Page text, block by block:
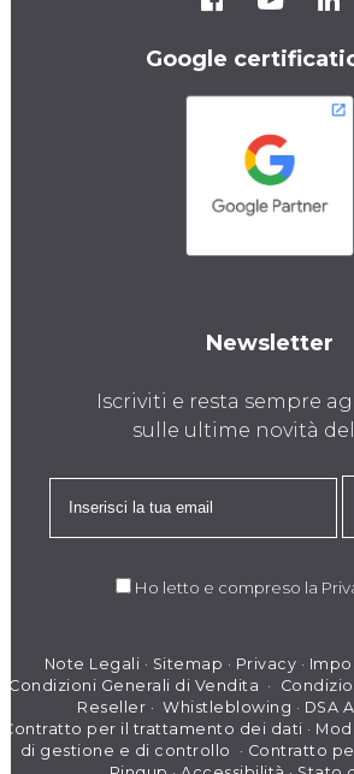
Google
Newsletter
Iscriviti e resta sempre
sulle ultime novità
Ho letto e compreso la
Note Legali · Sitemap · Privacy ·
Condizioni Generali di Vendita ·
Reseller · Whistleblowing · DSA
Contratto per il trattamento dei dati ·
di gestione e di controllo
· Contratto